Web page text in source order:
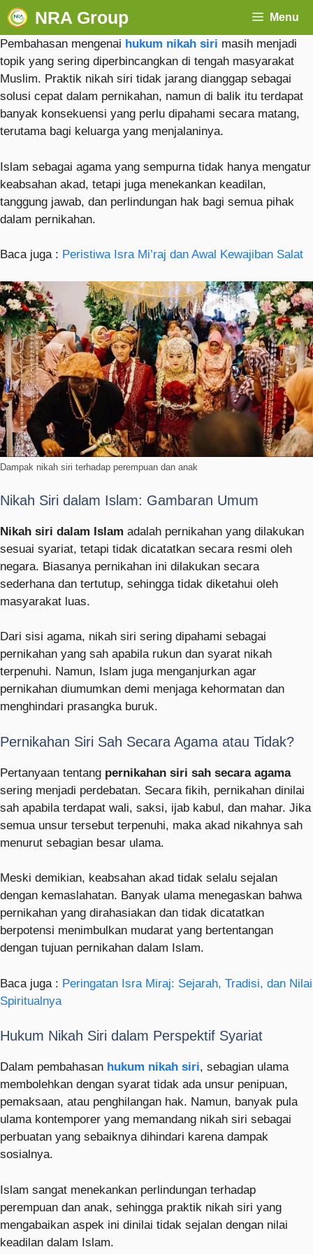
NRA Group Menu
Pembahasan mengenai hukum nikah siri masih menjadi
topik yang sering diperbincangkan di tengah masyarakat
Muslim. Praktik nikah siri tidak jarang dianggap sebagai
solusi cepat dalam pernikahan, namun di balik itu terdapat
banyak konsekuensi yang perlu dipahami secara matang,
terutama bagi keluarga yang menjalaninya.
Islam sebagai agama yang sempurna tidak hanya mengatur
keabsahan akad, tetapi juga menekankan keadilan,
tanggung jawab, dan perlindungan hak bagi semua pihak
dalam pernikahan.
Baca juga : Peristiwa Isra Mi’raj dan Awal Kewajiban Salat
Dampak nikah siri terhadap perempuan dan anak
Nikah Siri dalam Islam: Gambaran Umum
Nikah siri dalam Islam adalah pernikahan yang dilakukan
sesuai syariat, tetapi tidak dicatatkan secara resmi oleh
negara. Biasanya pernikahan ini dilakukan secara
sederhana dan tertutup, sehingga tidak diketahui oleh
masyarakat luas.
Dari sisi agama, nikah siri sering dipahami sebagai
pernikahan yang sah apabila rukun dan syarat nikah
terpenuhi. Namun, Islam juga menganjurkan agar
pernikahan diumumkan demi menjaga kehormatan dan
menghindari prasangka buruk.
Pernikahan Siri Sah Secara Agama atau Tidak?
Pertanyaan tentang pernikahan siri sah secara agama
sering menjadi perdebatan. Secara fikih, pernikahan dinilai
sah apabila terdapat wali, saksi, ijab kabul, dan mahar. Jika
semua unsur tersebut terpenuhi, maka akad nikahnya sah
menurut sebagian besar ulama.
Meski demikian, keabsahan akad tidak selalu sejalan
dengan kemaslahatan. Banyak ulama menegaskan bahwa
pernikahan yang dirahasiakan dan tidak dicatatkan
berpotensi menimbulkan mudarat yang bertentangan
dengan tujuan pernikahan dalam Islam.
Baca juga : Peringatan Isra Miraj: Sejarah, Tradisi, dan Nilai
Spiritualnya
Hukum Nikah Siri dalam Perspektif Syariat
Dalam pembahasan hukum nikah siri, sebagian ulama
membolehkan dengan syarat tidak ada unsur penipuan,
pemaksaan, atau penghilangan hak. Namun, banyak pula
ulama kontemporer yang memandang nikah siri sebagai
perbuatan yang sebaiknya dihindari karena dampak
sosialnya.
Islam sangat menekankan perlindungan terhadap
perempuan dan anak, sehingga praktik nikah siri yang
mengabaikan aspek ini dinilai tidak sejalan dengan nilai
keadilan dalam Islam.